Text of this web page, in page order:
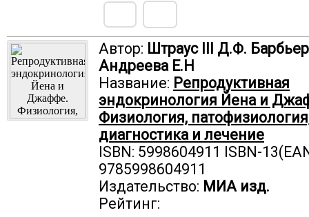
Автор: Штраус III Д.Ф.
Андреева Е.Н
Название: Репродуктивная
эндокринология Йена и
Физиология,
диагностика и лечение
ISBN: 5998604911 ISBN-
9785998604911
Издательство: МИА изд.
Рейтинг: